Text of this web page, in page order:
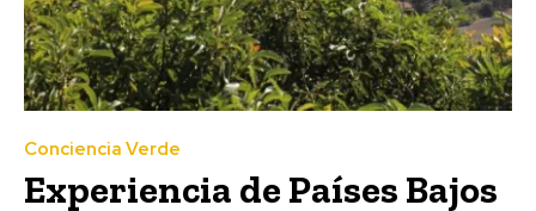
Conciencia Verde
Experiencia de Países Bajos